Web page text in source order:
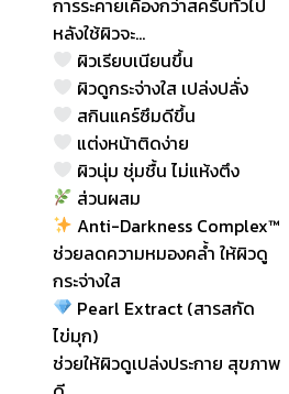
หลังใช้ผิวจะ…
ผิวเรียบเนียนขึ้น
ผิวดูกระจ่างใส เปล่งปลั่ง
สกินแคร์ซึมดีขึ้น
แต่งหน้าติดง่าย
ผิวนุ่ม ชุ่มชื้น ไม่แห้งตึง
ส่วนผสม
Anti-Darkness Complex™
ช่วยลดความหมองคล้ำ ให้ผิวดู
กระจ่างใส
Pearl Extract (สารสกัด
ไข่มุก)
ช่วยให้ผิวดูเปล่งประกาย สุขภาพ